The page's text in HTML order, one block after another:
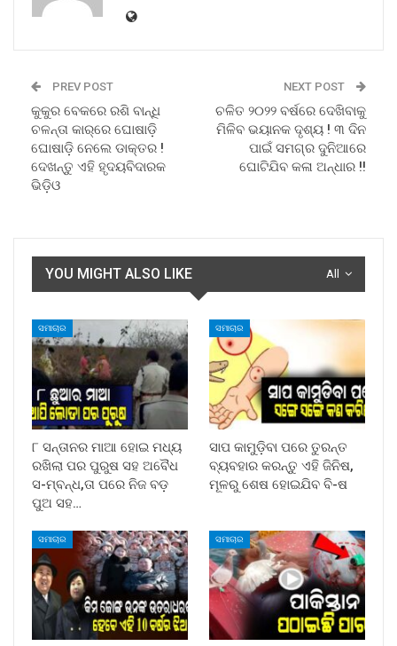
PREV POST
କୁକୁର ବେକରେ ରଶି ବାନ୍ଧି
ଚଳନ୍ତା କାର୍‌ରେ ଘୋଷାଡ଼ି
ଘୋଷାଡ଼ି ନେଲେ ଡାକ୍ତର !
ଦେଖନ୍ତୁ ଏହି ହୃଦୟବିଦାରକ
ଭିଡ଼ିଓ
NEXT POST
ଚଳିତ ୨୦୨୨ ବର୍ଷରେ ଦେଖିବାକୁ
ମିଳିବ ଭୟାନକ ଦୃଶ୍ୟ ! ୩ ଦିନ
ପାଇଁ ସମଗ୍ର ଦୁନିଆରେ
ଘୋଟିଯିବ କଳା ଅନ୍ଧାର !!
All
YOU MIGHT ALSO LIKE
ସମାଚାର
୮ ସନ୍ତାନର ମାଆ ହୋଇ ମଧ୍ୟ
ରଖିଲା ପର ପୁରୁଷ ସହ ଅବୈଧ
ସ-ମ୍ବନ୍ଧ,ତା ପରେ ନିଜ ବଡ଼
ପୁଅ ସହ…
ସମାଚାର
ସାପ କାମୁଡ଼ିବା ପରେ ତୁରନ୍ତ
ବ୍ୟବହାର କରନ୍ତୁ ଏହି ଜିନିଷ,
ମୂଳରୁ ଶେଷ ହୋଇଯିବ ବି-ଷ
ସମାଚାର ସମାଚାର